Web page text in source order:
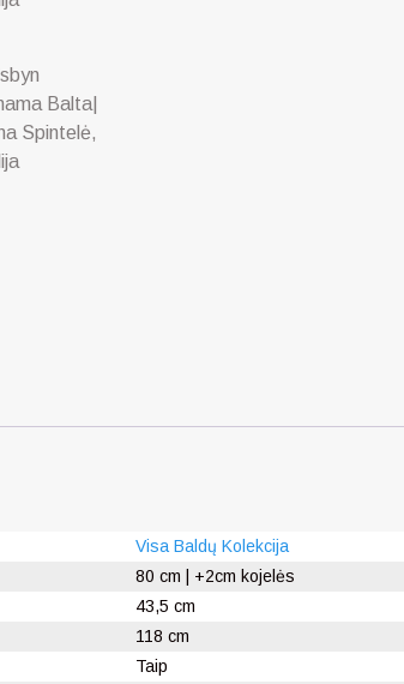
Visa Baldų Kolekcija
80 cm | +2cm kojelės
43,5 cm
118 cm
Taip